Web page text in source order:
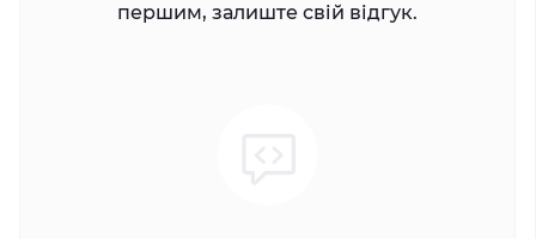
першим, залиште свій відгук.